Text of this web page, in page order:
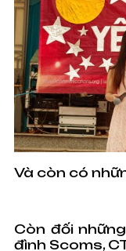
Và còn có
Còn đối
đình Scoms,